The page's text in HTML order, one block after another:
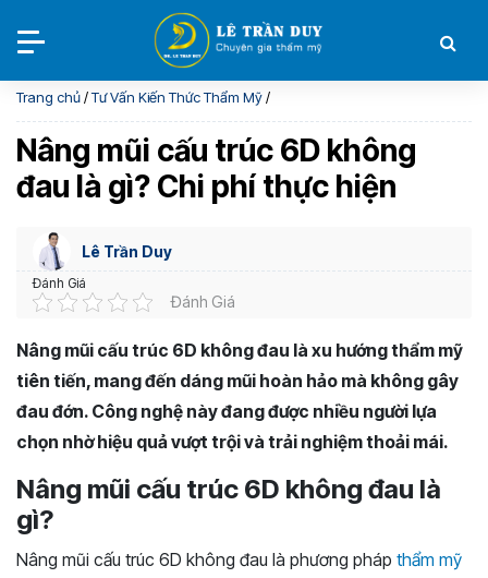
Trang chủ/Tư Vấn Kiến Thức Thẩm Mỹ/
Nâng mũi cấu trúc 6D không
đau là gì? Chi phí thực hiện
Lê Trần Duy
Đánh Giá
Đánh Giá
Nâng mũi cấu trúc 6D không đau là xu hướng thẩm mỹ
tiên tiến, mang đến dáng mũi hoàn hảo mà không gây
đau đớn. Công nghệ này đang được nhiều người lựa
chọn nhờ hiệu quả vượt trội và trải nghiệm thoải mái.
Nâng mũi cấu trúc 6D không đau là
gì?
Nâng mũi cấu trúc 6D không đau là phương pháp thẩm mỹ